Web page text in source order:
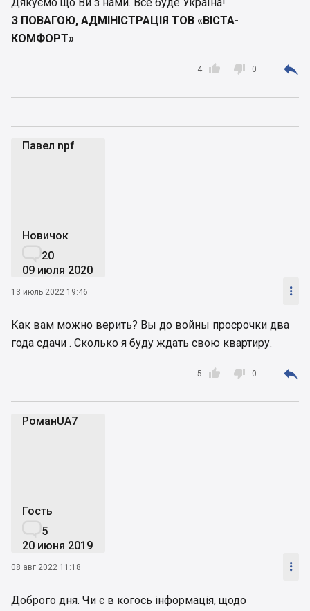
З ПОВАГОЮ, АДМІНІСТРАЦІЯ ТОВ «ВІСТА-
КОМФОРТ»

4  0 
Павел npf
Новичок
20
09 июля 2020
13 июль 2022 19:46 
Как вам можно верить? Вы до войны просрочки два
года сдачи . Сколько я буду ждать свою квартиру.

5  0 
РоманUA7
Гость
5
20 июня 2019
08 авг 2022 11:18 
Доброго дня. Чи є в когось інформація, щодо